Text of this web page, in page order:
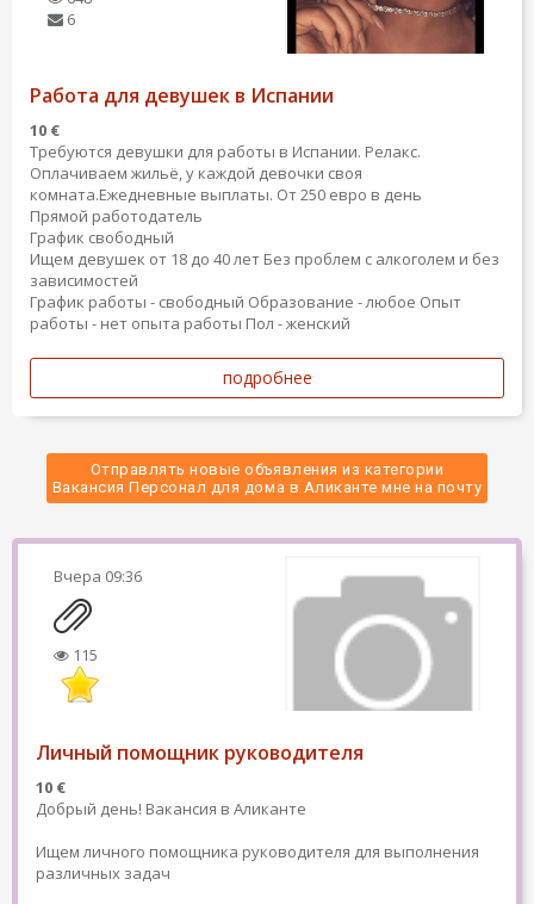
6
Работа для девушек в Испании
10 €
Требуются девушки для работы в Испании. Релакс.
Оплачиваем жильё, у каждой девочки своя
комната.Ежедневные выплаты. От 250 евро в день
Прямой работодатель
График свободный
Ищем девушек от 18 до 40 лет Без проблем с алкоголем и без
зависимостей
График работы - свободный Образование - любое Опыт
работы - нет опыта работы Пол - женский
подробнее
Отправлять новые объявления из категории
Вакансия Персонал для дома в Аликанте мне на почту
Вчера 09:36
115
Личный помощник руководителя
10 €
Добрый день! Вакансия в Аликанте
Ищем личного помощника руководителя для выполнения
различных задач